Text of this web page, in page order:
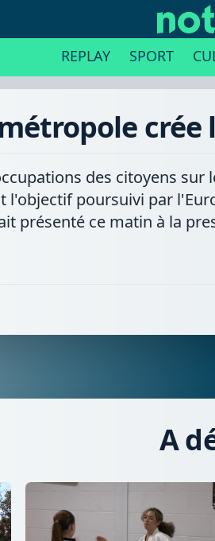
REPLAY SPORT
des citoyens
l'objectif poursuivi par
présenté ce matin à la
A